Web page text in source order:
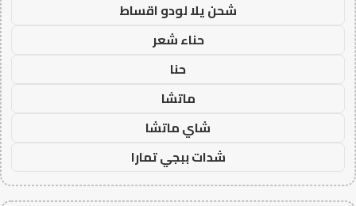
شحن يلا لودو اقساط
حناء شعر
حنا
ماتشا
شاي ماتشا
شدات ببجي تمارا